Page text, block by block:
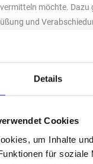
Details
Cookies
um Inhalte
für soziale
möchte. Dazu
und
von Bedürfnissen
nachdem wie die
sie kommen. Denn
schmunzelnd erklärt:
nicht reden, die
ganz schnell gehen,
Zeit die Tölzer
die „gute Laune